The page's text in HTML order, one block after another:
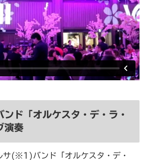
ンド「オルケスタ・デ・ラ・
演奏
サ(※1)バンド「オルケスタ・デ・